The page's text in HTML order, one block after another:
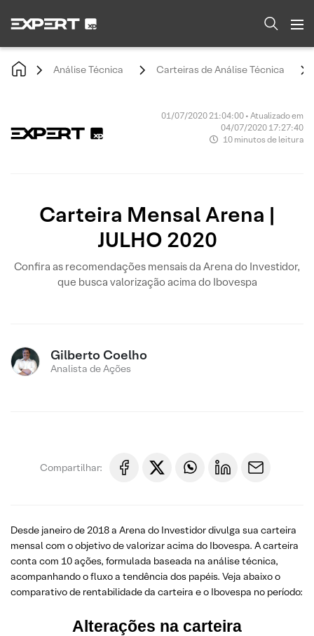
Análise Técnica Carteiras de Análise Técnica
01/07/2020 21:04:00 • Atualizado em
04/07/2020 17:27:40
10 minutos de leitura
Carteira Mensal Arena |
JULHO 2020
Confira as recomendações mensais da Arena do Investidor,
que busca valorização acima do Ibovespa
Gilberto Coelho
Analista de Ações
Compartilhar:
Desde janeiro de 2018 a Arena do Investidor divulga sua carteira
mensal com o objetivo de valorizar acima do Ibovespa. A carteira
conta com 10 ações, formulada baseada na análise técnica,
acompanhando o fluxo a tendência dos papéis. Veja abaixo o
comparativo de rentabilidade da carteira e o Ibovespa no período:
Alterações na carteira